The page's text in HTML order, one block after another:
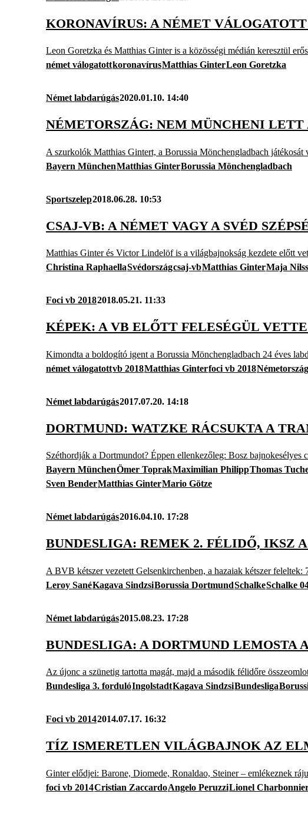
KORONAVÍRUS: A NÉMET
Leon Goretzka és Matthias Ginter is a közösségi médián keresztül
német válogatottkoronavírusMatthias GinterLeon Goretzka
Német labdarúgás2020.01.10. 14:40
NÉMETORSZÁG: NEM MÜNCHENI
A szurkolók Matthias Gintert, a Borussia Mönchengladbach játékosát
Bayern MünchenMatthias GinterBorussia Mönchengladbach
Sportszelep2018.06.28. 10:53
CSAJ-VB: A NÉMET VAGY A SVÉD
Matthias Ginter és Victor Lindelöf is a világbajnokság kezdete előtt
Christina RaphaellaSvédországcsaj-vbMatthias GinterMaja
Foci vb 20182018.05.21. 11:33
KÉPEK: A VB ELŐTT FELESÉGÜL
Kimondta a boldogító igent a Borussia Mönchengladbach 24 éves
német válogatottvb 2018Matthias Ginterfoci vb 2018Németország
Német labdarúgás2017.07.20. 14:18
DORTMUND: WATZKE RÁCSUKTA A
Széthordják a Dortmundot? Éppen ellenkezőleg: Bosz bajnokesélyes
Bayern MünchenÖmer ToprakMaximilian PhilippThomas
Sven BenderMatthias GinterMario Götze
Német labdarúgás2016.04.10. 17:28
BUNDESLIGA: REMEK 2. FÉLIDŐ, IKSZ
A BVB kétszer vezetett Gelsenkirchenben, a hazaiak kétszer feleltek:
Leroy SanéKagava SindzsiBorussia DortmundSchalkeSchalke
Német labdarúgás2015.08.23. 17:28
BUNDESLIGA: A DORTMUND LEMOSTA
Az újonc a szünetig tartotta magát, majd a második félidőre
Bundesliga 3. fordulóIngolstadtKagava SindzsiBundesliga
Foci vb 20142014.07.17. 16:32
TÍZ ISMERETLEN VILÁGBAJNOK AZ
Ginter elődjei: Barone, Diomede, Ronaldao, Steiner – emlékeznek
foci vb 2014Cristian ZaccardoAngelo PeruzziLionel